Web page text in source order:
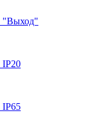
"Выход"
IP20
IP65